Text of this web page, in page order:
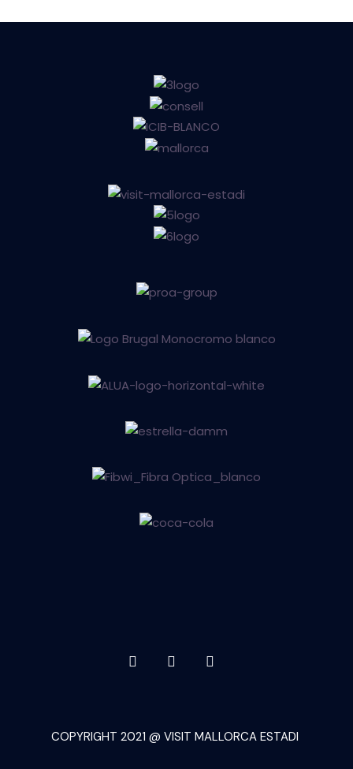
COPYRIGHT 2021 @ VISIT MALLORCA ESTADI